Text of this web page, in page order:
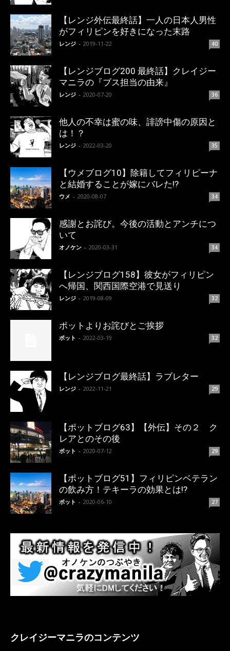
【レンジ外伝最終話】一人の日本人男性
がフィリピンを好きになった末路
レンジ - 2019-11-22 40
【レンジブログ200 最終話】クレイジー
マニラの『ブス担当の由来』
レンジ - 2020-07-20 36
他人の不幸は蜜の味、誹謗中傷の原因と
は！？
レンジ - 2022-03-20 35
【ウメブログ10】除籍してフィリピーナ
と結婚することが嫁にバレた!?
ウメ - 2020-08-07 34
感謝とお詫び。今後の活動とアンチにつ
いて
オノケン - 2020-03-31 34
【レンジブログ158】彼女がフィリピン
へ帰国、関西国際空港で見送り
レンジ - 2019-08-09 32
ポットよりお詫びとご挨拶
ポット - 2022-03-19 32
【レンジブログ最終話】ラブレター
レンジ - 2022-11-21 29
【ポットブログ63】【外伝】その２ ク
レアとのその後
ポット - 2020-07-12 29
【ポットブログ51】フィリピンベテラン
の飲み方！テキーラの効果とは!?
ポット - 2020-06-10 27
クレイジーマニラのコンテンツ